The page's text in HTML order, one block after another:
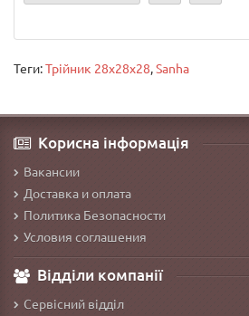
Теги:Трійник 28х28х28,Sanha
Корисна інформація
Вакансии
Доставка и оплата
Политика Безопасности
Условия соглашения
Відділи компанії
Сервісний відділ